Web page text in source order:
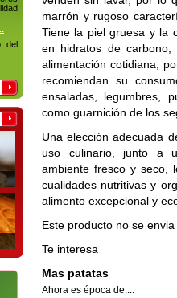
del
marrón y rugoso
Tiene la piel gruesa y la
en hidratos de
alimentación cotidiana,
recomiendan su
ensaladas, legumbres,
como guarnición de los
Una elección adecuada
uso culinario, junto a
ambiente fresco y seco,
cualidades nutritivas y
alimento excepcional y
Este producto no se
Te interesa
Mas patatas
Ahora es época de....